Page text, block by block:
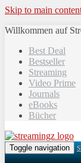
Skip to main
Willkommen auf
Best Deal
Bestseller
Streaming
Video Prime
Journals
eBooks
Bücher
Toggle navigation